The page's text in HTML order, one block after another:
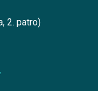
2. patro)